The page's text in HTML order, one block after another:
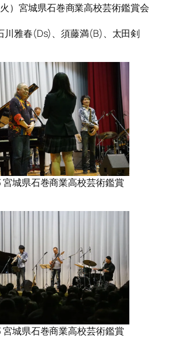
）宮城県石巻商業高校芸術鑑賞会
川雅春(Ds)、須藤満(B)、太田剣
宮城県石巻商業高校芸術鑑賞
宮城県石巻商業高校芸術鑑賞